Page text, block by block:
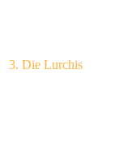
3. Die Lurchis